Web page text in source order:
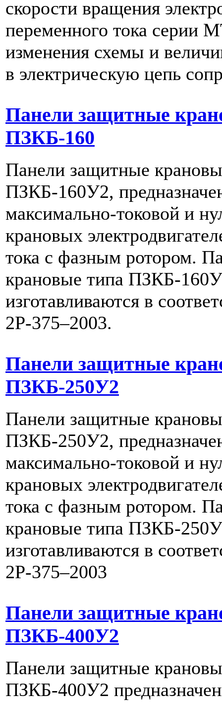
скорости вращения
переменного тока серии
изменения схемы и
в электрическую цепь
Панели защитные
ПЗКБ-160
Панели защитные
ПЗКБ-160У2,
максимально-токовой и
крановых
тока с фазным ротором.
крановые типа ПЗКБ-
изготавливаются в
2Р-375–2003.
Панели защитные
ПЗКБ-250У2
Панели защитные
ПЗКБ-250У2,
максимально-токовой и
крановых
тока с фазным ротором.
крановые типа ПЗКБ-
изготавливаются в
2Р-375–2003
Панели защитные
ПЗКБ-400У2
Панели защитные
ПЗКБ-400У2